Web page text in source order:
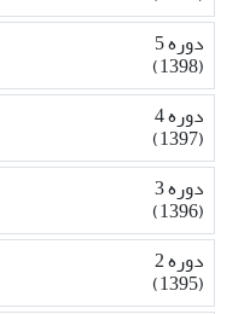
دوره 5
(1398)
دوره 4
(1397)
دوره 3
(1396)
دوره 2
(1395)